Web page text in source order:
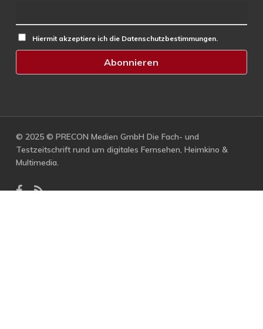
Hiermit akzeptiere ich die Datenschutzbestimmungen.
© 2025 © PRECON Medien GmbH Die Fach- und
Testzeitschrift rund um digitales Fernsehen, Heimkino &
Multimedia.
facebook
RSS